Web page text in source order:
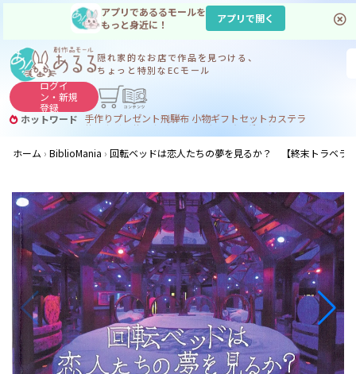
アプリであるるモールを
もっと身近に！
アプリで開く
隠れ家的なお店で作品を見つける、
ちょっと特別なECモール
ログイ
ン・新規
登録
ホットワード 手作りプレゼント飛騨布 小物ギフトセットカステラ
サヌカイト コーヒー
ジンギスカン
ホーム
BiblioMania 回転ベッドは恋人たちの夢を見るか？ 【終末トラベラ